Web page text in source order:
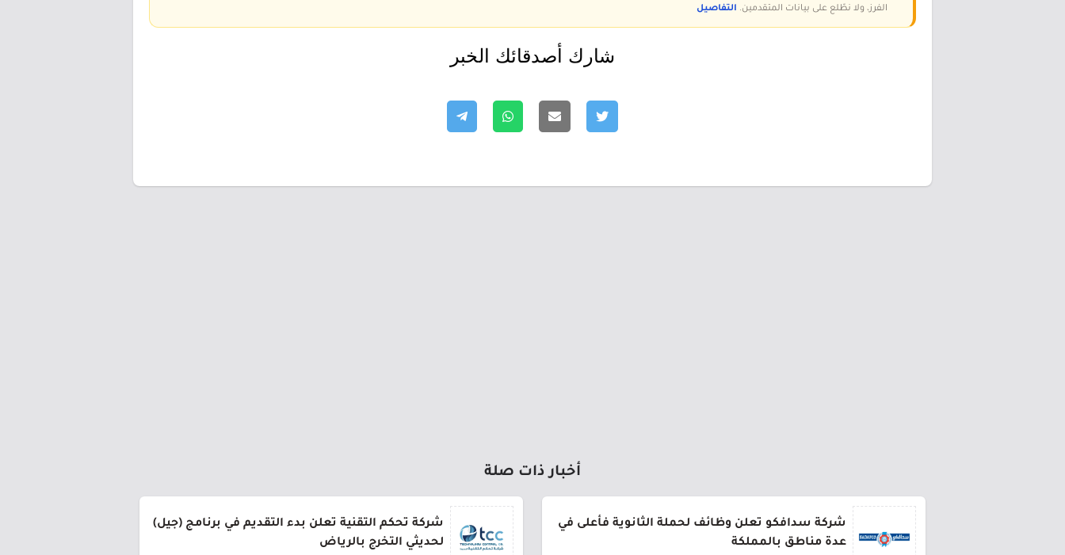
الفرز، ولا نطّلع على بيانات المتقدمين. التفاصيل
شارك أصدقائك الخبر
أخبار ذات صلة
شركة سدافكو تعلن وظائف لحملة الثانوية فأعلى في
عدة مناطق بالمملكة
شركة تحكم التقنية تعلن بدء التقديم في برنامج (جيل)
لحديثي التخرج بالرياض